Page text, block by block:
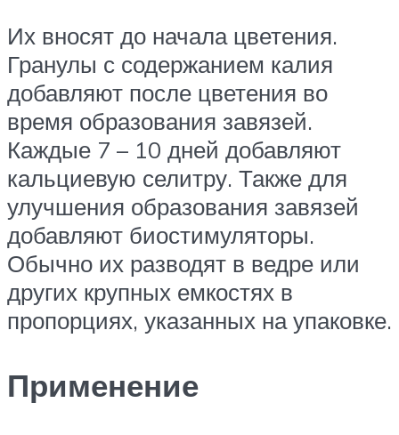
Их вносят до начала цветения.
Гранулы с содержанием калия
добавляют после цветения во
время образования завязей.
Каждые 7 – 10 дней добавляют
кальциевую селитру. Также для
улучшения образования завязей
добавляют биостимуляторы.
Обычно их разводят в ведре или
других крупных емкостях в
пропорциях, указанных на упаковке.
Применение